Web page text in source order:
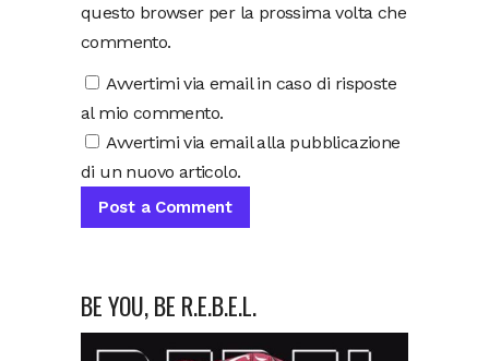
questo browser per la prossima volta che
commento.
Avvertimi via email in caso di risposte
al mio commento.
Avvertimi via email alla pubblicazione
di un nuovo articolo.
BE YOU, BE R.E.B.E.L.